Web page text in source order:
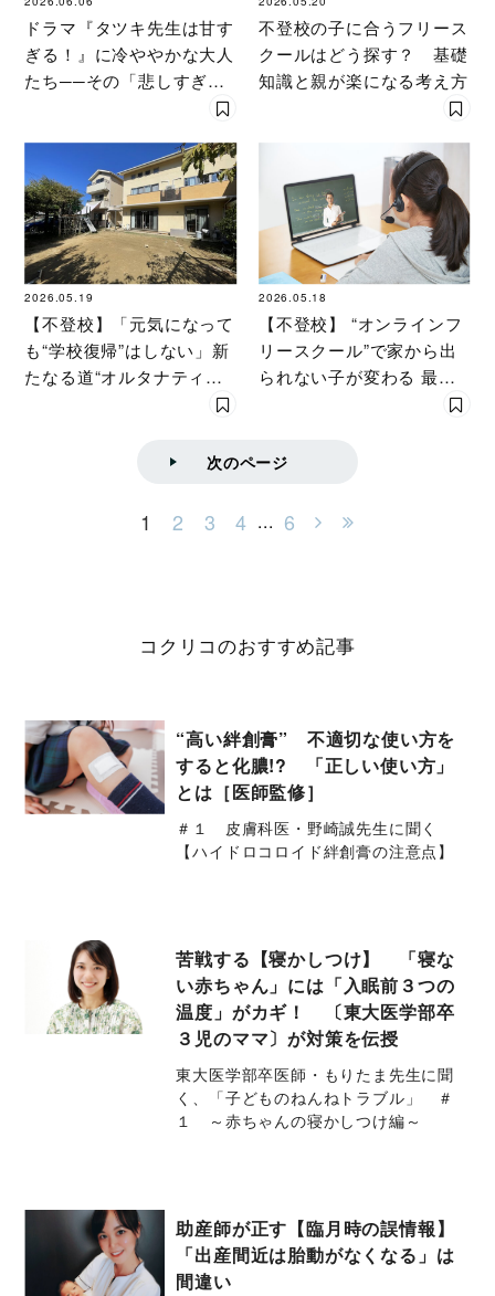
ドラマ『タツキ先生は甘す
ぎる！』に冷ややかな大人
たち──その「悲しすぎる
無理解」を現場を見た専門
不登校の子に合うフリース
クールはどう探す？ 基礎
知識と親が楽になる考え方
2026.05.19
【不登校】「元気になって
も“学校復帰”はしない」新
たなる道“オルタナティブ
スクール”という選択［教
2026.05.18
【不登校】 “オンラインフ
リースクール”で家から出
られない子が変わる 最初
の「半歩」を踏み出すため
ナリストがルポ］
次のページ
1 2 3 4 ... 6
コクリコのおすすめ記事
“高い絆創膏” 不適切な使い方を
すると化膿!? 「正しい使い方」
とは［医師監修］
＃１ 皮膚科医・野崎誠先生に聞く
【ハイドロコロイド絆創膏の注意点】
苦戦する【寝かしつけ】 「寝な
い赤ちゃん」には「入眠前３つの
温度」がカギ！ 〔東大医学部卒
３児のママ〕が対策を伝授
東大医学部卒医師・もりたま先生に聞
く、「子どものねんねトラブル」 ＃
１ ～赤ちゃんの寝かしつけ編～
助産師が正す【臨月時の誤情報】
「出産間近は胎動がなくなる」は
間違い